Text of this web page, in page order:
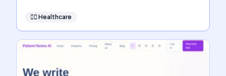
👩‍⚕️ Healthcare